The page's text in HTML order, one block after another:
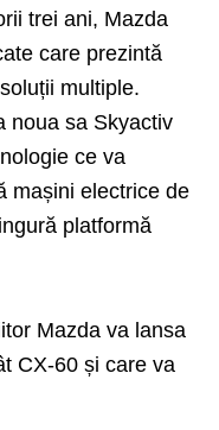
trei ani, Mazda
care prezintă
multiple.
noua sa Skyactiv
ce va
mașini electrice de
platformă
Mazda va lansa
CX-60 și care va